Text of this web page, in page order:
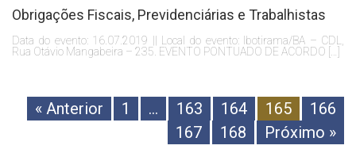
Obrigações Fiscais, Previdenciárias e Trabalhistas
Data do evento: 16.07.2019 || Local do evento: Ibotirama/BA – CDL,
Rua Otávio Mangabeira – 235. EVENTO PONTUADO DE ACORDO […]
« Anterior 1 … 163 164 165
166
167
168 Próximo »